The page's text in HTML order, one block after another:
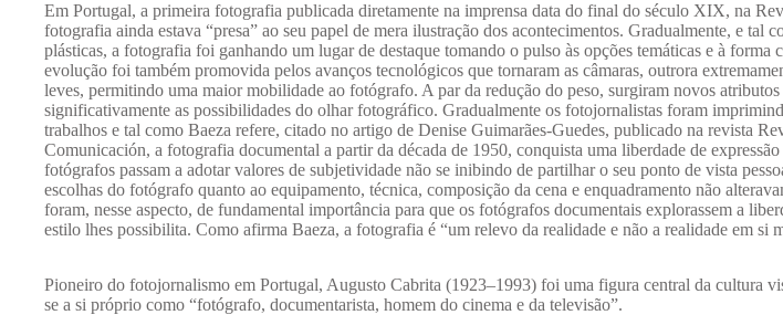
Em Portugal, a primeira fotografia publicada diretamente na imprensa data do final do século XIX, na
fotografia ainda estava “presa” ao seu papel de mera ilustração dos acontecimentos. Gradualmente, e tal
plásticas, a fotografia foi ganhando um lugar de destaque tomando o pulso às opções temáticas e à forma
evolução foi também promovida pelos avanços tecnológicos que tornaram as câmaras, outrora
leves, permitindo uma maior mobilidade ao fotógrafo. A par da redução do peso, surgiram novos
significativamente as possibilidades do olhar fotográfico. Gradualmente os fotojornalistas foram
trabalhos e tal como Baeza refere, citado no artigo de Denise Guimarães-Guedes, publicado na revista
Comunicación, a fotografia documental a partir da década de 1950, conquista uma liberdade de
fotógrafos passam a adotar valores de subjetividade não se inibindo de partilhar o seu ponto de vista
escolhas do fotógrafo quanto ao equipamento, técnica, composição da cena e enquadramento não
foram, nesse aspecto, de fundamental importância para que os fotógrafos documentais explorassem a
estilo lhes possibilita. Como afirma Baeza, a fotografia é “um relevo da realidade e não a realidade em si
Pioneiro do fotojornalismo em Portugal, Augusto Cabrita (1923–1993) foi uma figura central da cultura
se a si próprio como “fotógrafo, documentarista, homem do cinema e da televisão”.